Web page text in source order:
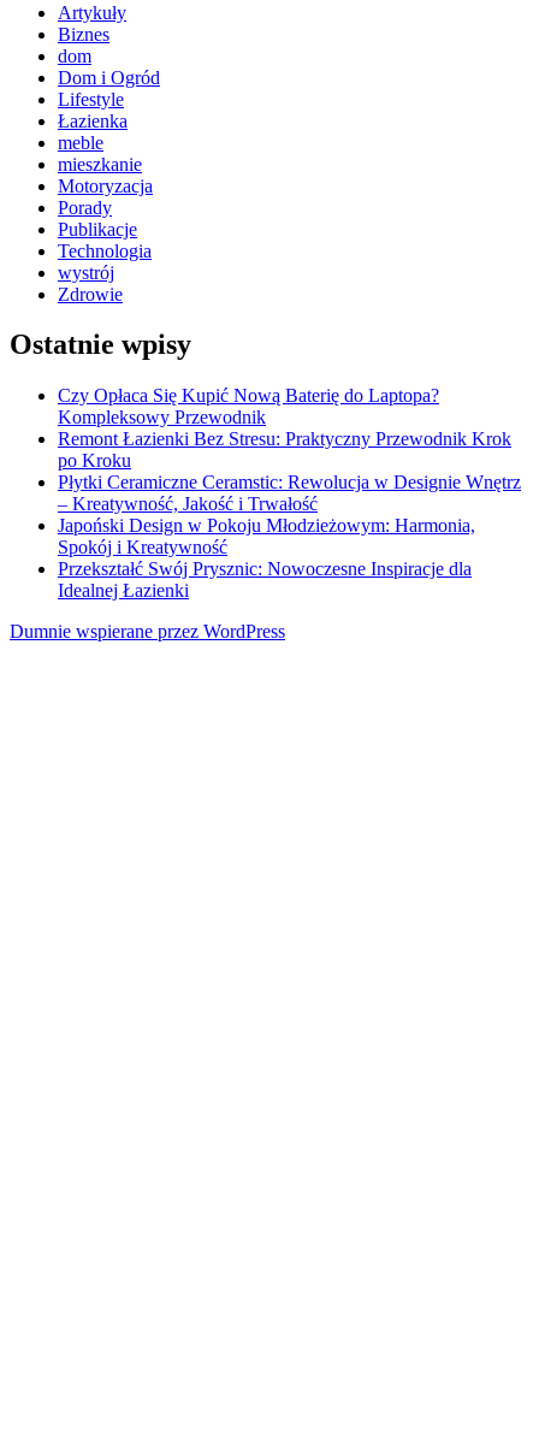
Artykuły
Biznes
dom
Dom i Ogród
Lifestyle
Łazienka
meble
mieszkanie
Motoryzacja
Porady
Publikacje
Technologia
wystrój
Zdrowie
Ostatnie wpisy
Czy Opłaca Się Kupić Nową Baterię do Laptopa?
Kompleksowy Przewodnik
Remont Łazienki Bez Stresu: Praktyczny Przewodnik Krok
po Kroku
Płytki Ceramiczne Ceramstic: Rewolucja w Designie Wnętrz
– Kreatywność, Jakość i Trwałość
Japoński Design w Pokoju Młodzieżowym: Harmonia,
Spokój i Kreatywność
Przekształć Swój Prysznic: Nowoczesne Inspiracje dla
Idealnej Łazienki
Dumnie wspierane przez WordPress